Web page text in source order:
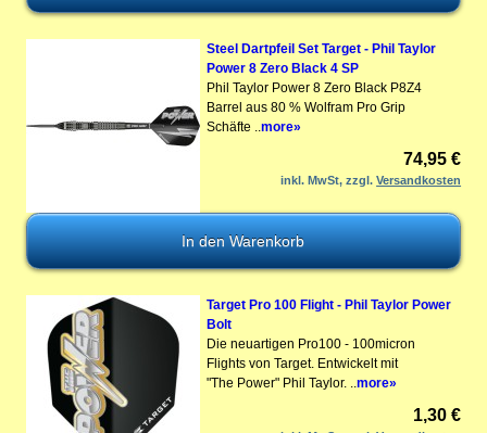
Steel Dartpfeil Set Target - Phil Taylor
Power 8 Zero Black 4 SP
Phil Taylor Power 8 Zero Black P8Z4
Barrel aus 80 % Wolfram Pro Grip
Schäfte ..more»
74,95 €
inkl. MwSt, zzgl.Versandkosten
Target Pro 100 Flight - Phil Taylor Power
Bolt
Die neuartigen Pro100 - 100micron
Flights von Target. Entwickelt mit
"The Power" Phil Taylor. .. more»
1,30 €